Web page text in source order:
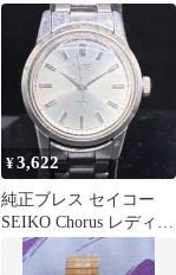
¥3,622
純正ブレス セイコー
SEIKO Chorus レディー
ス 腕時計 手巻き